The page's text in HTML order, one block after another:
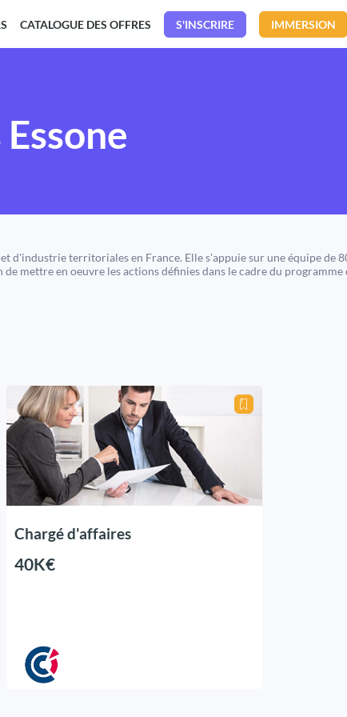
CATALOGUE DES OFFRES S'INSCRIRE IMMERSION
d'industrie territoriales en France. Elle s'appuie sur une équipe de
mettre en oeuvre les actions définies dans le cadre du programme
Chargé d'affaires
40K€